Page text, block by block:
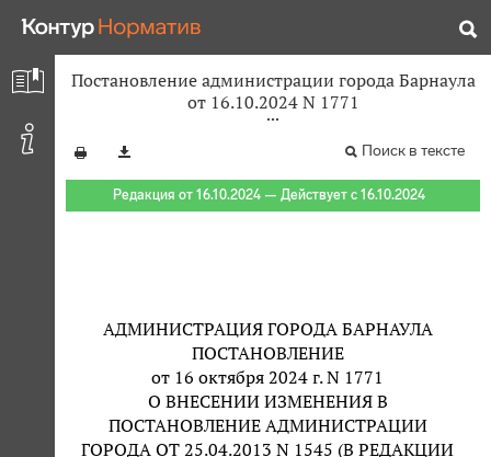
Постановление администрации города Барнаула
от 16.10.2024 N 1771
Поиск в тексте
Редакция от 16.10.2024 — Действует с 16.10.2024
АДМИНИСТРАЦИЯ ГОРОДА БАРНАУЛА
ПОСТАНОВЛЕНИЕ
от 16 октября 2024 г. N 1771
О ВНЕСЕНИИ ИЗМЕНЕНИЯ В
ПОСТАНОВЛЕНИЕ АДМИНИСТРАЦИИ
ГОРОДА ОТ 25.04.2013 N 1545 (В РЕДАКЦИИ